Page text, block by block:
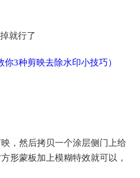
就行了
，然后拷贝一个涂层侧门上给
形蒙板加上模糊特效就可以，